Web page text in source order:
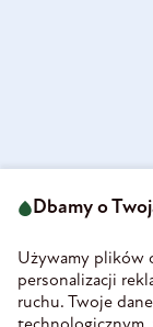
58-160 Świebodzice
REGON 890213034
INFORMACJE
Dbamy o
Używamy plików
personalizacji
ruchu. Twoje